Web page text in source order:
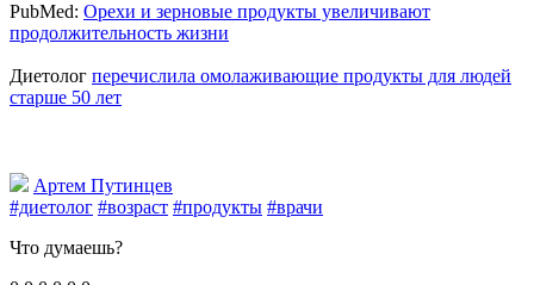
PubMed: Орехи и зерновые продукты увеличивают
продолжительность жизни
Диетолог перечислила омолаживающие продукты для людей
старше 50 лет
Артем Путинцев
#диетолог #возраст #продукты #врачи
Что думаешь?